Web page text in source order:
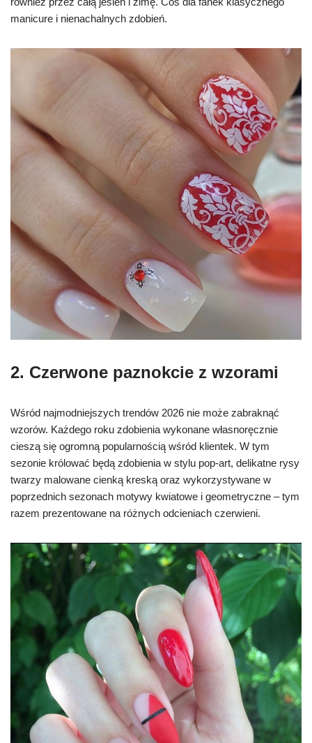
manicure i nienachalnych zdobień.
2. Czerwone paznokcie z wzorami
Wśród najmodniejszych trendów 2026 nie może zabraknąć
wzorów. Każdego roku zdobienia wykonane własnoręcznie
cieszą się ogromną popularnością wśród klientek. W tym
sezonie królować będą zdobienia w stylu pop-art, delikatne rysy
twarzy malowane cienką kreską oraz wykorzystywane w
poprzednich sezonach motywy kwiatowe i geometryczne – tym
razem prezentowane na różnych odcieniach czerwieni.